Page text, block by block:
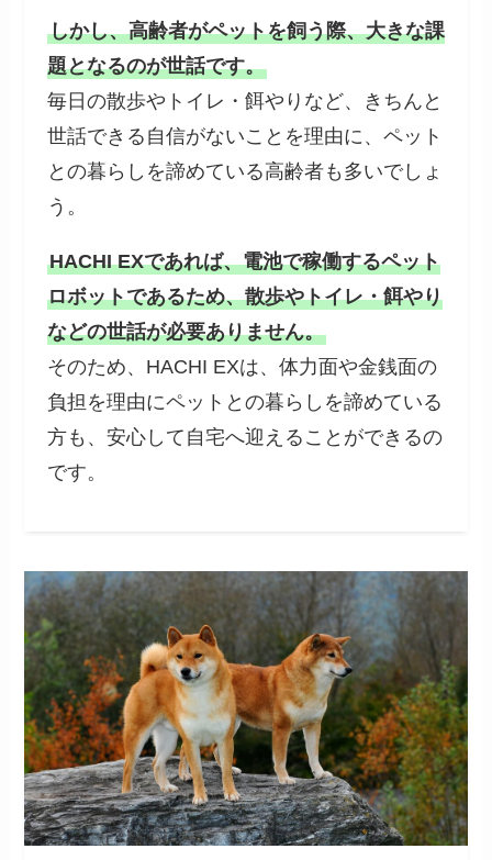
しかし、高齢者がペットを飼う際、大きな課
題となるのが世話です。
毎日の散歩やトイレ・餌やりなど、きちんと
世話できる自信がないことを理由に、ペット
との暮らしを諦めている高齢者も多いでしょ
う。
HACHI EXであれば、電池で稼働するペット
ロボットであるため、散歩やトイレ・餌やり
などの世話が必要ありません。
そのため、HACHI EXは、体力面や金銭面の
負担を理由にペットとの暮らしを諦めている
方も、安心して自宅へ迎えることができるの
です。